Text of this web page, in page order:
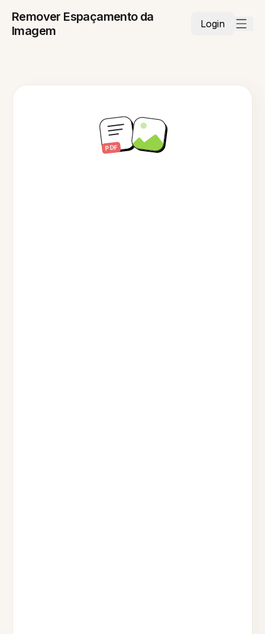
Remover Espaçamento da
Imagem
Login